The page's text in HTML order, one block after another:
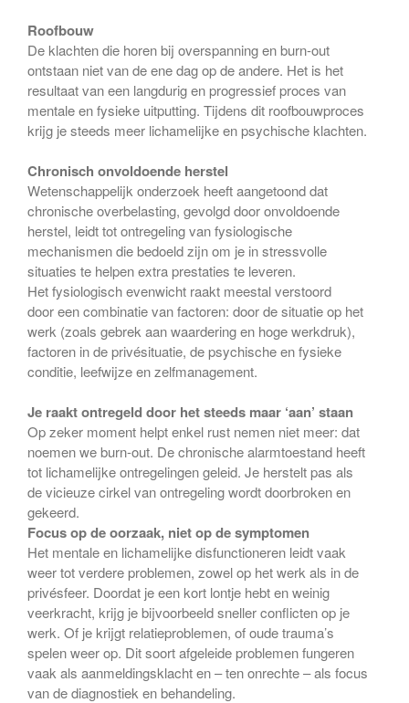
Roofbouw
De klachten die horen bij overspanning en burn-out
ontstaan niet van de ene dag op de andere. Het is het
resultaat van een langdurig en progressief proces van
mentale en fysieke uitputting. Tijdens dit roofbouwproces
krijg je steeds meer lichamelijke en psychische klachten.
Chronisch onvoldoende herstel
Wetenschappelijk onderzoek heeft aangetoond dat
chronische overbelasting, gevolgd door onvoldoende
herstel, leidt tot ontregeling van fysiologische
mechanismen die bedoeld zijn om je in stressvolle
situaties te helpen extra prestaties te leveren.
Het fysiologisch evenwicht raakt meestal verstoord
door een combinatie van factoren: door de situatie op het
werk (zoals gebrek aan waardering en hoge werkdruk),
factoren in de privésituatie, de psychische en fysieke
conditie, leefwijze en zelfmanagement.
Je raakt ontregeld door het steeds maar ‘aan’ staan
Op zeker moment helpt enkel rust nemen niet meer: dat
noemen we burn-out. De chronische alarmtoestand heeft
tot lichamelijke ontregelingen geleid. Je herstelt pas als
de vicieuze cirkel van ontregeling wordt doorbroken en
gekeerd.
Focus op de oorzaak, niet op de symptomen
Het mentale en lichamelijke disfunctioneren leidt vaak
weer tot verdere problemen, zowel op het werk als in de
privésfeer. Doordat je een kort lontje hebt en weinig
veerkracht, krijg je bijvoorbeeld sneller conflicten op je
werk. Of je krijgt relatieproblemen, of oude trauma’s
spelen weer op. Dit soort afgeleide problemen fungeren
vaak als aanmeldingsklacht en – ten onrechte – als focus
van de diagnostiek en behandeling.